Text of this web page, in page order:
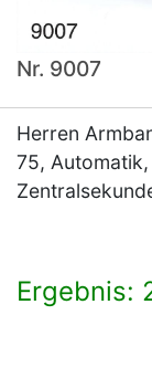
Nr. 9007
Herren
75,
Ergebnis: